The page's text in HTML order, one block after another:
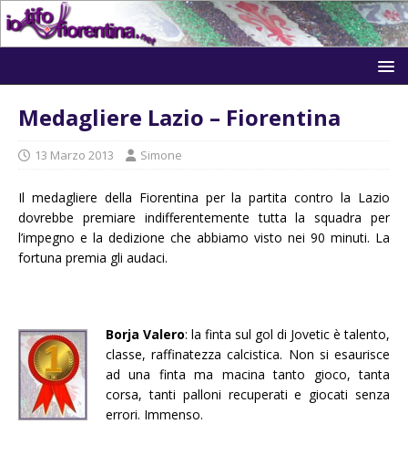
Medagliere Lazio – Fiorentina
13 Marzo 2013 Simone
Il medagliere della Fiorentina per la partita contro la Lazio
dovrebbe premiare indifferentemente tutta la squadra per
l’impegno e la dedizione che abbiamo visto nei 90 minuti. La
fortuna premia gli audaci.
Borja Valero: la finta sul gol di Jovetic è talento,
classe, raffinatezza calcistica. Non si esaurisce
ad una finta ma macina tanto gioco, tanta
corsa, tanti palloni recuperati e giocati senza
errori. Immenso.